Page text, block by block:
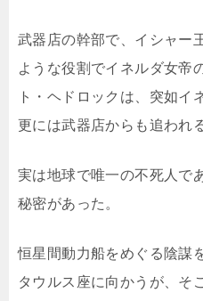
武器店の幹部で、イシャー
ような役割でイネルダ女帝
ト・ヘドロックは、突如イ
更には武器店からも追われ
実は地球で唯一の不死人で
秘密があった。
恒星間動力船をめぐる陰謀
タウルス座に向かうが、そ